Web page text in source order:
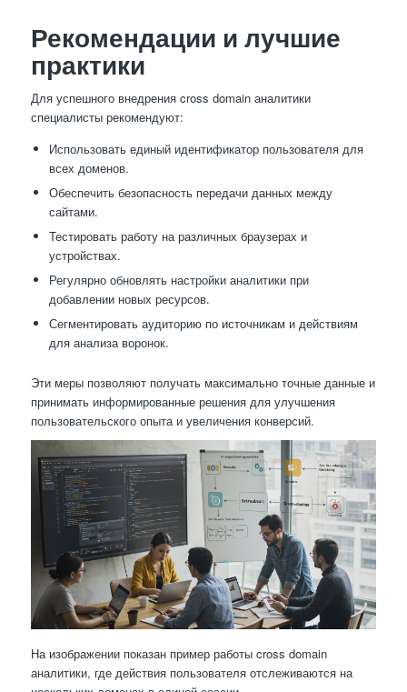
Рекомендации и лучшие
практики
Для успешного внедрения cross domain аналитики
специалисты рекомендуют:
Использовать единый идентификатор пользователя для
всех доменов.
Обеспечить безопасность передачи данных между
сайтами.
Тестировать работу на различных браузерах и
устройствах.
Регулярно обновлять настройки аналитики при
добавлении новых ресурсов.
Сегментировать аудиторию по источникам и действиям
для анализа воронок.
Эти меры позволяют получать максимально точные данные и
принимать информированные решения для улучшения
пользовательского опыта и увеличения конверсий.
На изображении показан пример работы cross domain
аналитики, где действия пользователя отслеживаются на